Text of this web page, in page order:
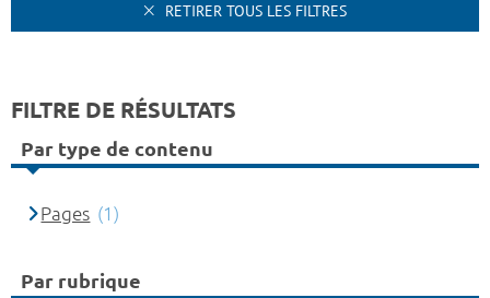
RETIRER TOUS LES FILTRES
FILTRE DE RÉSULTATS
Par type de contenu
Pages (1)
Par rubrique